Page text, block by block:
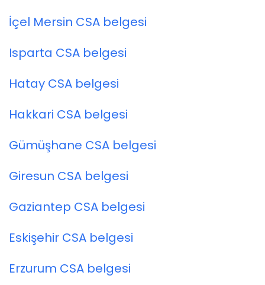
İçel Mersin CSA belgesi
Isparta CSA belgesi
Hatay CSA belgesi
Hakkari CSA belgesi
Gümüşhane CSA belgesi
Giresun CSA belgesi
Gaziantep CSA belgesi
Eskişehir CSA belgesi
Erzurum CSA belgesi